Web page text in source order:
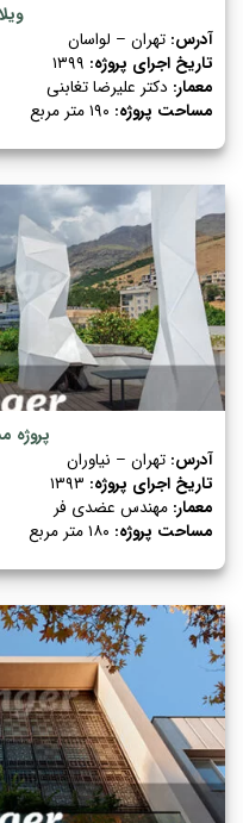
آدرس: تهران – لواسان
تاریخ اجرای پروژه:
معمار: دکتر علیرضا تغابنی
مساحت پروژه:
پروژه
آدرس: تهران – نیاوران
تاریخ اجرای پروژه: ۱۳۹۳
معمار: مهندس عضدی فر
مساحت پروژه: